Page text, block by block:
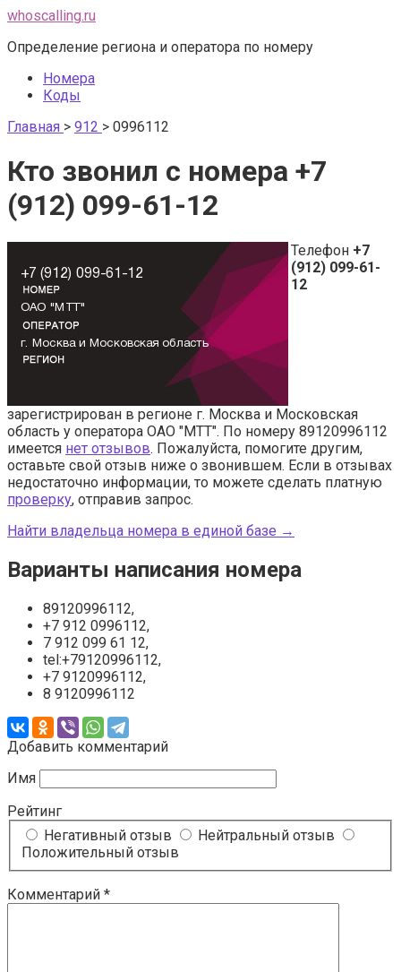
Перейти
контенту
whoscalling.ru
Определение региона и оператора по номеру
Номера
Коды
Главная > 912 > 0996112
Кто звонил с номера +7
(912) 099-61-12
Телефон +7
(912) 099-61-
12
зарегистрирован в регионе г. Москва и Московская
область у оператора ОАО "МТТ". По номеру 89120996112
имеется нет отзывов. Пожалуйста, помогите другим,
оставьте свой отзыв ниже о звонившем. Если в отзывах
недостаточно информации, то можете сделать платную
проверку, отправив запрос.
Найти владельца номера в единой базе →
Варианты написания номера
89120996112,
+7 912 0996112,
7 912 099 61 12,
tel:+79120996112,
+7 9120996112,
8 9120996112
Добавить комментарий
Имя
Рейтинг
Негативный отзыв
Нейтральный отзыв
Положительный отзыв
Комментарий *